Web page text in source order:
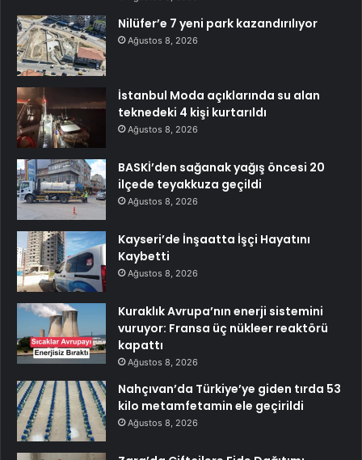
Nilüfer’e 7 yeni park kazandırılıyor
Ağustos 8, 2026
İstanbul Moda açıklarında su alan
teknedeki 4 kişi kurtarıldı
Ağustos 8, 2026
BASKİ’den sağanak yağış öncesi 20
ilçede teyakkuza geçildi
Ağustos 8, 2026
Kayseri’de İnşaatta İşçi Hayatını
Kaybetti
Ağustos 8, 2026
Kuraklık Avrupa’nın enerji sistemini
vuruyor: Fransa üç nükleer reaktörü
kapattı
Ağustos 8, 2026
Nahçıvan’da Türkiye’ye giden tırda 53
kilo metamfetamin ele geçirildi
Ağustos 8, 2026